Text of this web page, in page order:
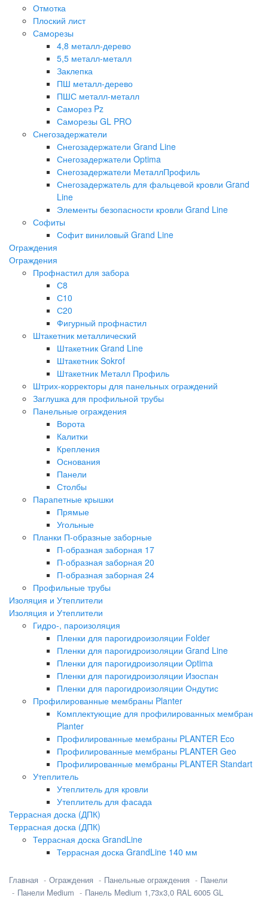
Отмотка
Плоский лист
Саморезы
4,8 металл-дерево
5,5 металл-металл
Заклепка
ПШ металл-дерево
ПШС металл-металл
Саморез Pz
Саморезы GL PRO
Снегозадержатели
Снегозадержатели Grand Line
Снегозадержатели Optima
Снегозадержатели МеталлПрофиль
Снегозадержатель для фальцевой кровли Grand
Line
Элементы безопасности кровли Grand Line
Софиты
Софит виниловый Grand Line
Ограждения
Ограждения
Профнастил для забора
С8
С10
С20
Фигурный профнастил
Штакетник металлический
Штакетник Grand Line
Штакетник Sokrof
Штакетник Металл Профиль
Штрих-корректоры для панельных ограждений
Заглушка для профильной трубы
Панельные ограждения
Ворота
Калитки
Крепления
Основания
Панели
Столбы
Парапетные крышки
Прямые
Угольные
Планки П-образные заборные
П-образная заборная 17
П-образная заборная 20
П-образная заборная 24
Профильные трубы
Изоляция и Утеплители
Изоляция и Утеплители
Гидро-, пароизоляция
Пленки для парогидроизоляции Folder
Пленки для парогидроизоляции Grand Line
Пленки для парогидроизоляции Optima
Пленки для парогидроизоляции Изоспан
Пленки для парогидроизоляции Ондутис
Профилированные мембраны Planter
Комплектующие для профилированных мембран
Planter
Профилированные мембраны PLANTER Eco
Профилированные мембраны PLANTER Geo
Профилированные мембраны PLANTER Standart
Утеплитель
Утеплитель для кровли
Утеплитель для фасада
Террасная доска (ДПК)
Террасная доска (ДПК)
Террасная доска GrandLine
Террасная доска GrandLine 140 мм
Главная Ограждения Панельные ограждения
Панели
Панели Medium
Панель Medium 1,73х3,0 RAL 6005 GL